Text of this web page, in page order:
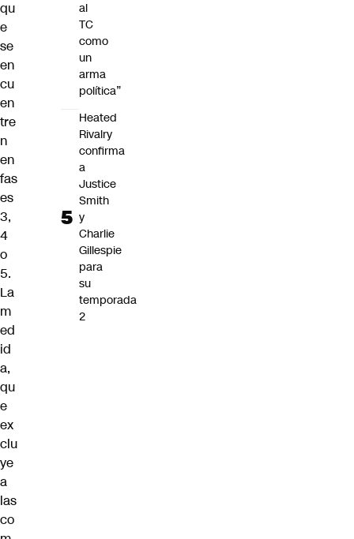
qu
e
se
en
cu
en
tre
n
en
fas
es
3,
4
o
5.
La
m
ed
id
a,
qu
e
ex
clu
ye
a
las
co
al
TC
como
un
arma
política”
Heated
Rivalry
confirma
a
Justice
Smith
y
Charlie
Gillespie
para
su
temporada
2